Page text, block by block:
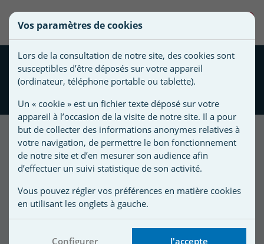
Pompe à vitesse variable
1CV SuperPump VSTD
Hayward
Promo !
-120,00 €
Créer une nouvelle liste
une
liste
Nom de
d'envies
Vous
devez
être
connecté
pour
ajouter
des
produits
à
votre
liste
d'envies.
Vos paramètres de cookies
Lors de la consultation de notre site, des cookies sont
susceptibles d’être déposés sur votre appareil
(ordinateur, téléphone portable ou tablette).
Un « cookie » est un fichier texte déposé sur votre
appareil à l’occasion de la visite de notre site. Il a pour
but de collecter des informations anonymes relatives à
votre navigation, de permettre le bon fonctionnement
de notre site et d’en mesurer son audience afin
d’effectuer un suivi statistique de son activité.
Vous pouvez régler vos préférences en matière cookies
en utilisant les onglets à gauche.
Configurer J'accepte